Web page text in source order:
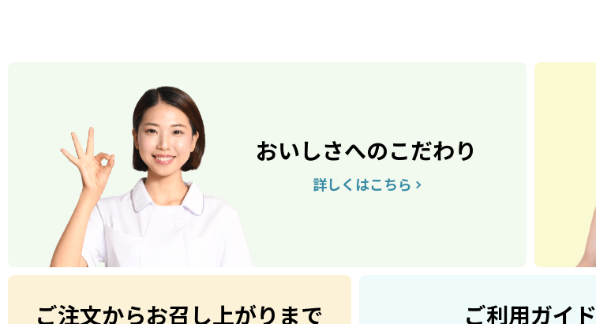
おいしさへのこだわり
詳しくはこちら
ご注文からお召し上がりまで ご利用ガイド